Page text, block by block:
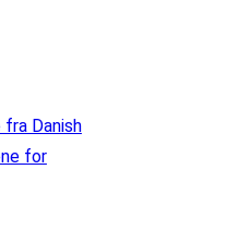
Danish
for